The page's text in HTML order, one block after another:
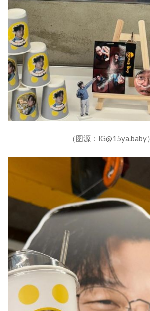
（图源：IG@15ya.baby）